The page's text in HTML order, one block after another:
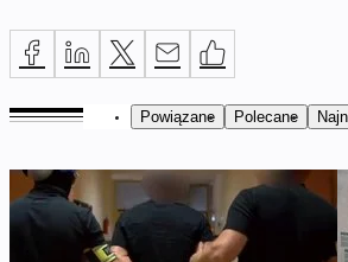
Powiązane Polecane